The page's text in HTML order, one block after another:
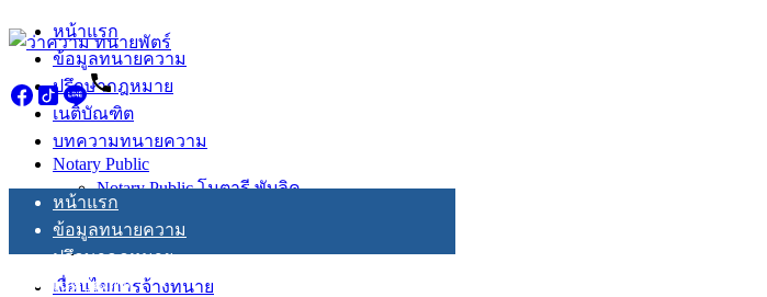
Skip
to
content
หน้าแรก
ข้อมูลทนายความ
ปรึกษากฎหมาย
เนติบัณฑิต
หน้าแรก
ข้อมูลทนายความ
ปรึกษากฎหมาย
เนติบัณฑิต
บทความทนายความ
Notary Public
Notary Public โนตารี พับลิค
ทนายความผู้ทำคำรับรองลายมือชื่อและเอกสาร
เงื่อนไขการจ้างทนาย